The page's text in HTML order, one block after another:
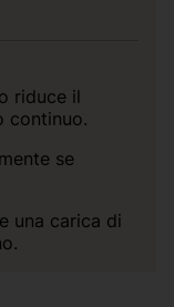
riduce il
continuo.
se
una carica di